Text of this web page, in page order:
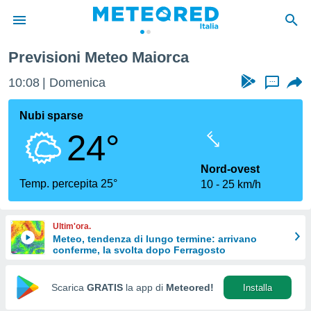
di
per
le
di
Web
Previsioni Meteo Maiorca
10:08 Domenica ...
Nubi sparse
24°
Temp. percepita 25°
Nord-ovest
10
25 km/h
Ultim'ora.
Meteo, tendenza di lungo termine: arrivano
conferme, la svolta dopo Ferragosto
Scarica GRATIS la app di Meteored! Installa